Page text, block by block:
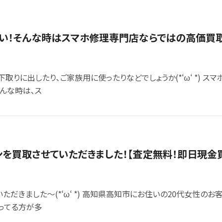
！そんな時はスマホ修理専門店ならではの高価買
りに出したり、ご家族用に使ったりなどでしょうか(*‘ω‘ *) ス
な時は、ス
させていただきました！【査定無料！即日現金
ただきました～(*‘ω‘ *) 高知県高知市にお住いの20代女性の
てる方が多